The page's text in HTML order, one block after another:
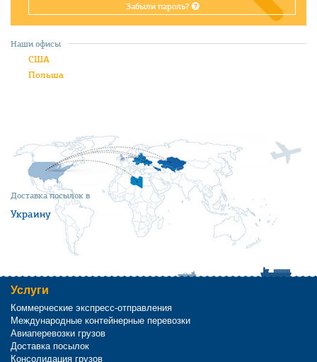
Забыли пароль?
Доставка посылок в
Украину
Наши офисы
США
Польша
Услуги
Коммерческие экспресс-отправления
Международные контейнерные перевозки
Авиаперевозки грузов
Доставка посылок
Консолидация грузов